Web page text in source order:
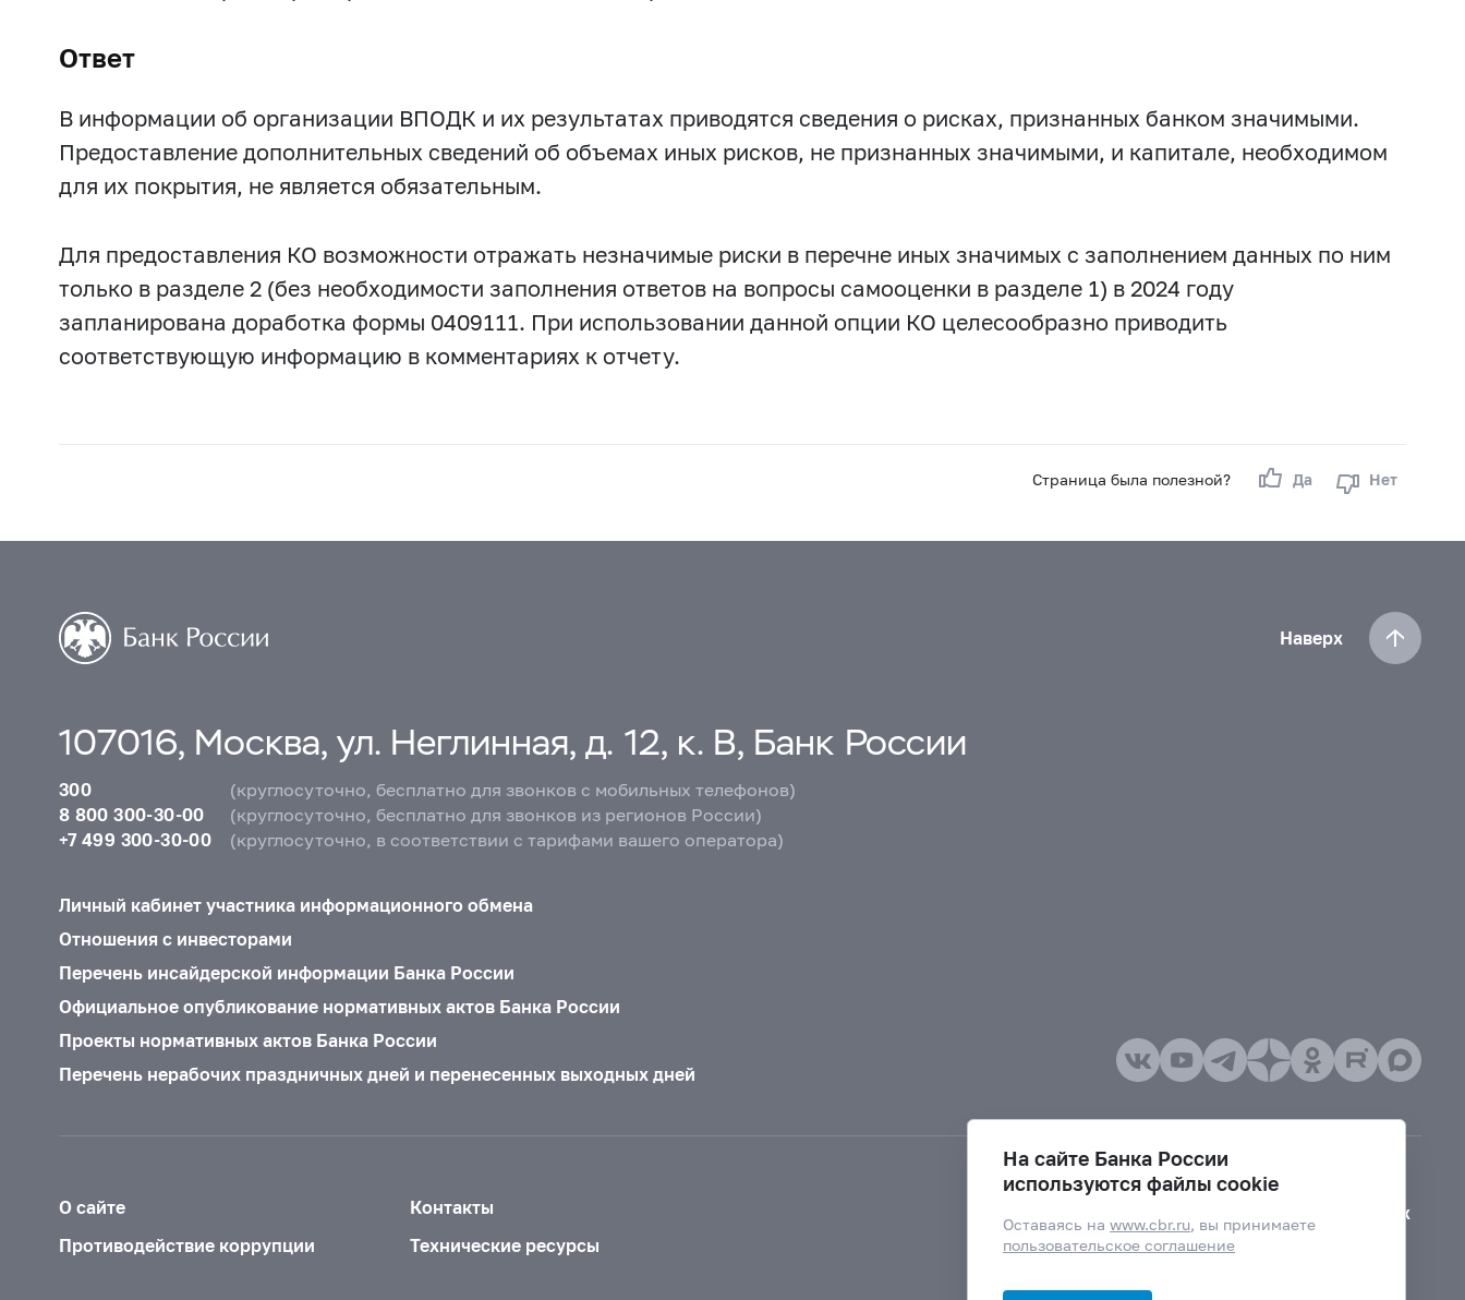
Ответ
В информации об организации ВПОДК и их результатах приводятся сведения о рисках, признанных банком значимыми.
Предоставление дополнительных сведений об объемах иных рисков, не признанных значимыми, и капитале, необходимом
для их покрытия, не является обязательным.
Для предоставления КО возможности отражать незначимые риски в перечне иных значимых с заполнением данных по ним
только в разделе 2 (без необходимости заполнения ответов на вопросы самооценки в разделе 1) в 2024 году
запланирована доработка формы 0409111. При использовании данной опции КО целесообразно приводить
соответствующую информацию в комментариях к отчету.
Страница была полезной? Да Нет
Наверх
107016, Москва, ул. Неглинная, д. 12, к. В, Банк России
300
(круглосуточно, бесплатно для звонков с мобильных телефонов)
8 800 300-30-00
(круглосуточно, бесплатно для звонков из регионов России)
+7 499 300-30-00
(круглосуточно, в соответствии с тарифами вашего оператора)
Личный кабинет участника информационного обмена
Отношения с инвесторами
Перечень инсайдерской информации Банка России
Официальное опубликование нормативных актов Банка России
Проекты нормативных актов Банка России
Перечень нерабочих праздничных дней и перенесенных выходных дней
О сайте
Контакты
Противодействие коррупции
Технические ресурсы
Версия для слабовидящих
На сайте Банка России
используются файлы cookie
Оставаясь наwww.cbr.ru, вы принимаете
пользовательское соглашение